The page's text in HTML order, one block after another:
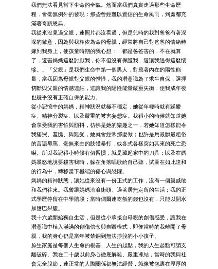
我們無法看見當下生命的全貌。然而當我們真實走過那些生命歷
程，會毫無例外的發現：那些曾經難以置信的生命風雨，到處都充
滿著奇蹟恩典。
我從來沒見過父親，連照片都沒看過，但是兒時的我對爸爸有著深
深的敵意，因為與我相依為命的母親，經常將自己對爸爸的情緒轉
嫁到我身上，使孩童時期的我心想：「都是爸爸害的，不在就算
了，還害媽媽這麼討厭我，你不但沒有保護我，還讓我過得這麼悽
慘。」「父親」是我們生命中第一個男人，對應著內在的陽性能
量，當我因為母親對父親的憎恨，我的潛意識為了求生自保，選擇
切斷與父親的情感連結，這讓我的陽性能量嚴重失衡，使我成年後
也幾乎沒有正確自保的能力。
從小記憶中的媽媽，精神狀況就極不穩定，她從年輕時就有躁鬱
症、精神分裂症、以及嚴重的被害妄想症。我很小的時候就知道她
會享受我的害怕與顫抖，彷彿是她的樂趣之一，若她知道怎樣能令
我痛哭、羞愧、與難受，她就會經常那麼做；也許是用最髒最粗俗
的言語辱罵、毫無來由的肢體暴打，或各式各樣突如其來的死亡恐
嚇。所以我記得小時候有個習慣，就是藏起家中的刀具；以及在媽
媽暴怒地說要殺害我時，躲在角落唱歌給自己聽，試圖在如此違和
的行為中，轉移當下極端的傷心與恐懼。
媽媽的精神狀態，讓她從來沒有一份正式的工作，沒有一個親戚敢
和我們往來。我曾跟媽媽流浪街頭、過著居無定所的生活；我的正
式學歷停留在中學階段；當時偶爾連吃飯的錢也沒有，只能以開水
加鹽巴果腹。
我十六歲開始獨自生活，但是從小承接自母親的創傷感受，讓我在
潛意識中植入滿滿的創傷信念與自毀模式，即便當時的我離開了母
親，我的身心仍是當年被禁錮到無法掙脫的小小孩子。
原生家庭是每個人生命的根基、人生的起點，我的人生起點可謂支
離破碎。我在二十歲以前身心徹底解離、嚴重凍結，當時的我與社
會完全脫節，連正常的人際關係都無法經營，就像被包裹在厚厚的